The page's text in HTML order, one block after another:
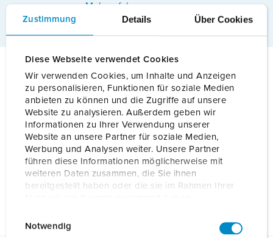
Zustimmung Details Über Cookies
Diese Webseite verwendet Cookies
Wir verwenden Cookies, um Inhalte und Anzeigen
zu personalisieren, Funktionen für soziale Medien
anbieten zu können und die Zugriffe auf unsere
Website zu analysieren. Außerdem geben wir
Informationen zu Ihrer Verwendung unserer
Website an unsere Partner für soziale Medien,
Werbung und Analysen weiter. Unsere Partner
führen diese Informationen möglicherweise mit
weiteren Daten zusammen, die Sie ihnen
bereitgestellt haben oder die sie im Rahmen Ihrer
Notwendig
Mehr erfahren
Details
Allgemeine Daten
Elektrische Daten